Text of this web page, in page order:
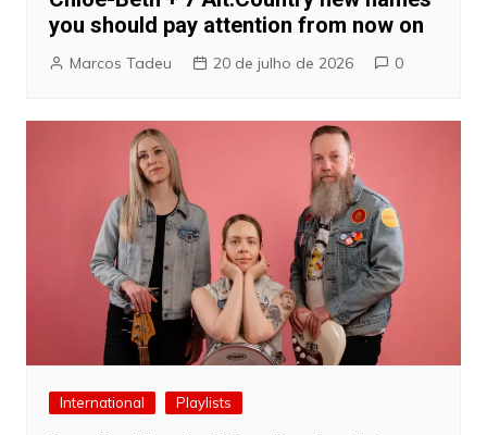
you should pay attention from now on
Marcos Tadeu 20 de julho de 2026 0
International Playlists